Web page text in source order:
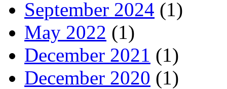
September 2024 (1)
May 2022 (1)
December 2021 (1)
December 2020 (1)